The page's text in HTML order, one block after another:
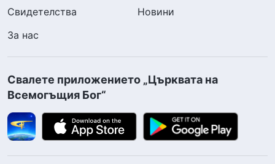
Свидетелства
Новини
За нас
Свалете приложението „Църквата на
Всемогъщия Бог“